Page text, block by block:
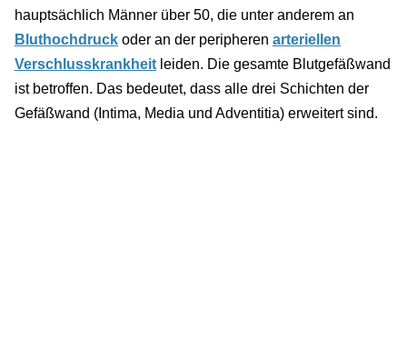
hauptsächlich Männer über 50, die unter anderem an
Bluthochdruck oder an der peripheren arteriellen
Verschlusskrankheit leiden. Die gesamte Blutgefäßwand
ist betroffen. Das bedeutet, dass alle drei Schichten der
Gefäßwand (Intima, Media und Adventitia) erweitert sind.